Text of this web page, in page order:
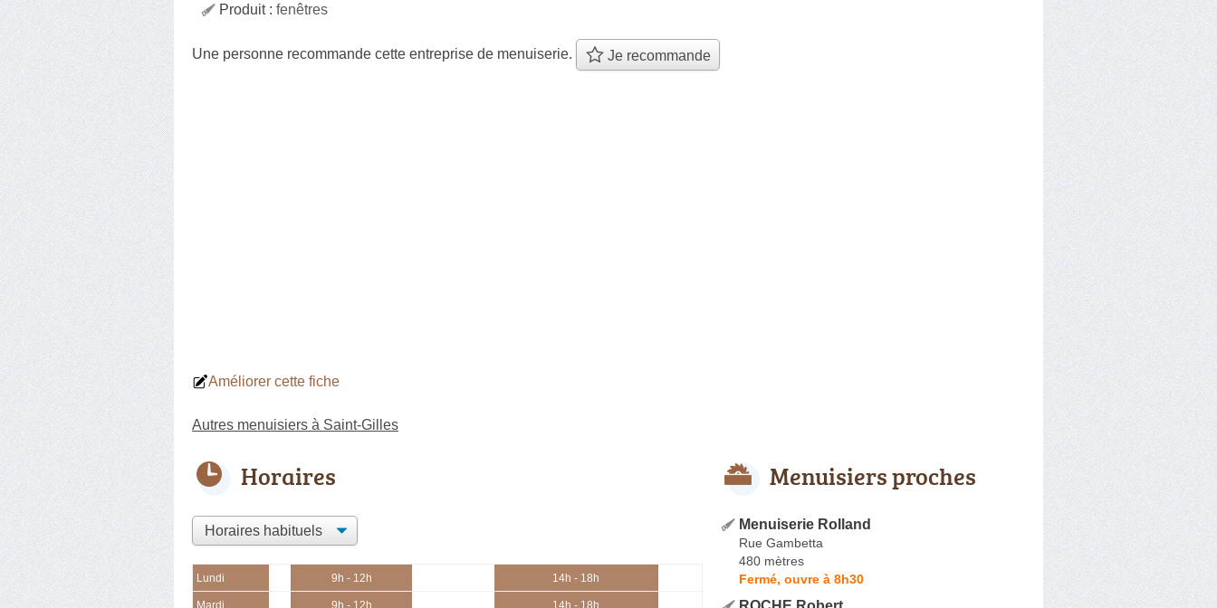
Produit : fenêtres
Une personne recommande cette entreprise de menuiserie. Je recommande
Améliorer cette fiche
Autres menuisiers à Saint-Gilles
Horaires
Lundi 9h - 12h 14h - 18h
Mardi 9h - 12h 14h - 18h
Menuisiers proches
Menuiserie Rolland
Rue Gambetta
480 mètres
Fermé, ouvre à 8h30